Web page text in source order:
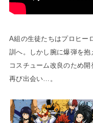
A組の生徒たちはプロヒー
訓へ。しかし腕に爆弾を
コスチューム改良のため
再び出会い…。